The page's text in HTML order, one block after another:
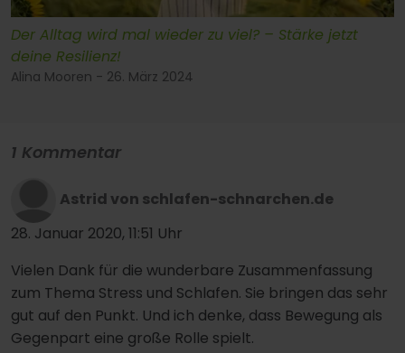
Der Alltag wird mal wieder zu viel? – Stärke jetzt
deine Resilienz!
Alina Mooren - 26. März 2024
1 Kommentar
Astrid von schlafen-schnarchen.de
28. Januar 2020, 11:51 Uhr
Vielen Dank für die wunderbare Zusammenfassung
zum Thema Stress und Schlafen. Sie bringen das sehr
gut auf den Punkt. Und ich denke, dass Bewegung als
Gegenpart eine große Rolle spielt.